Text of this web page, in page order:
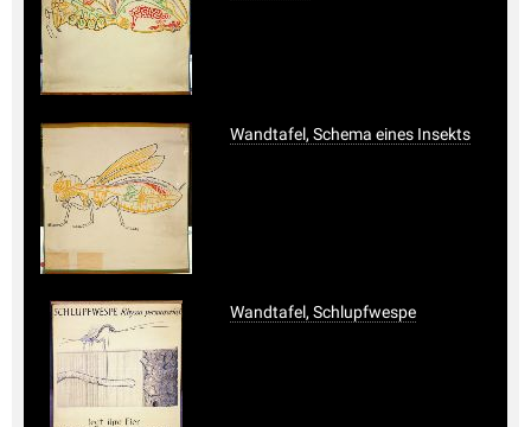
Wandtafel, Schema eines Insekts
Wandtafel, Schlupfwespe